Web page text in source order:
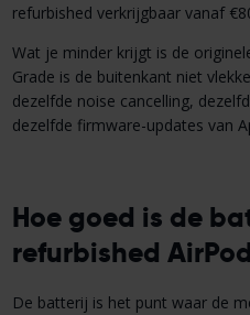
refurbished verkrijgbaar vanaf
Wat je minder krijgt is de
Grade is de buitenkant niet
dezelfde noise cancelling,
dezelfde firmware-updates van
Hoe goed is de
refurbished
De batterij is het punt waar de